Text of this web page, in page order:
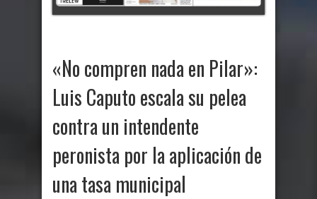
«No compren nada en Pilar»:
Luis Caputo escala su pelea
contra un intendente
peronista por la aplicación de
una tasa municipal